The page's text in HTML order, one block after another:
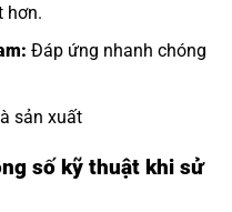
hơn.
Đáp ứng nhanh chóng
sản xuất
số kỹ thuật khi sử